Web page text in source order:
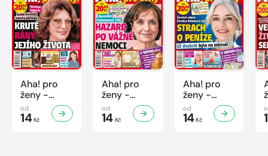
Aha! pro
ženy -
32/2026
od
14Kč
Aha! pro
ženy -
31/2026
od
14Kč
Aha! pro
ženy -
30/2026
od
14Kč